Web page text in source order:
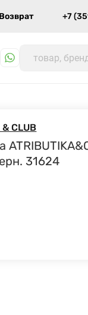
Возврат +7
CLUB
31624